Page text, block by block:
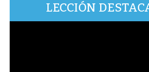
LECCIÓN